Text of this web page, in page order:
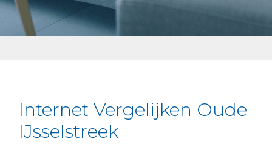
Internet Vergelijken Oude
IJsselstreek